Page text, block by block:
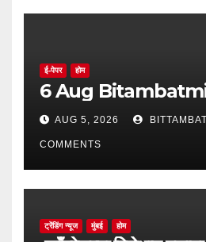
ई-पेपर होम
6 Aug
AUG 5, 2026
COMMENTS
ट्रेंडिंग न्यूज मुंबई होम